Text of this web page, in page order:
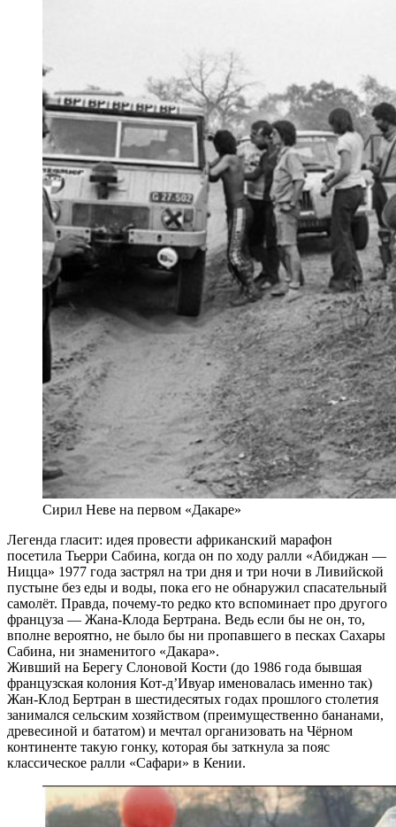
Сирил Неве на первом «Дакаре»
Легенда гласит: идея провести африканский марафон
посетила Тьерри Сабина, когда он по ходу ралли «Абиджан —
Ницца» 1977 года застрял на три дня и три ночи в Ливийской
пустыне без еды и воды, пока его не обнаружил спасательный
самолёт. Правда, почему-то редко кто вспоминает про другого
француза — Жана-Клода Бертрана. Ведь если бы не он, то,
вполне вероятно, не было бы ни пропавшего в песках Сахары
Сабина, ни знаменитого «Дакара».
Живший на Берегу Слоновой Кости (до 1986 года бывшая
французская колония Кот-д’Ивуар именовалась именно так)
Жан-Клод Бертран в шестидесятых годах прошлого столетия
занимался сельским хозяйством (преимущественно бананами,
древесиной и бататом) и мечтал организовать на Чёрном
континенте такую гонку, которая бы заткнула за пояс
классическое ралли «Сафари» в Кении.